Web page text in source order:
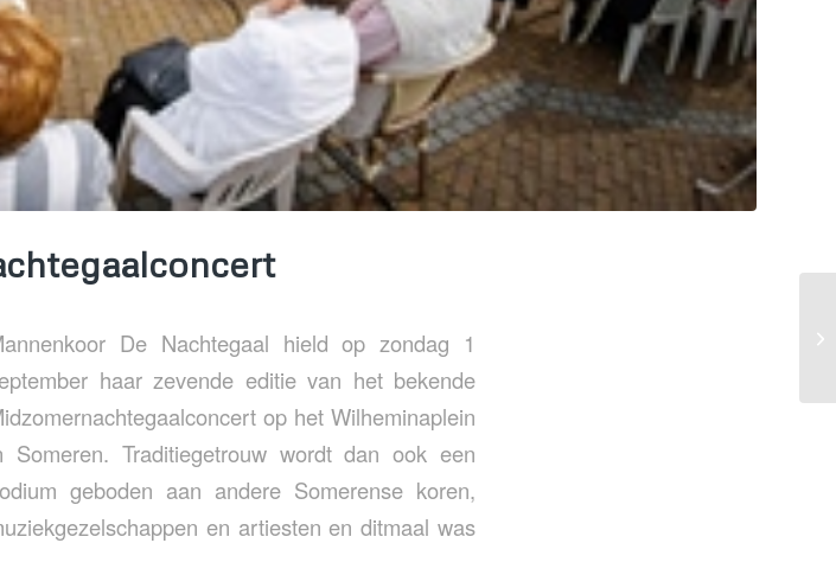
De Nachtegaal hield op zondag 1
haar zevende editie van het bekende
op het Wilheminaplein
Someren. Traditiegetrouw wordt dan ook een
geboden aan andere Somerense koren,
en artiesten en ditmaal was